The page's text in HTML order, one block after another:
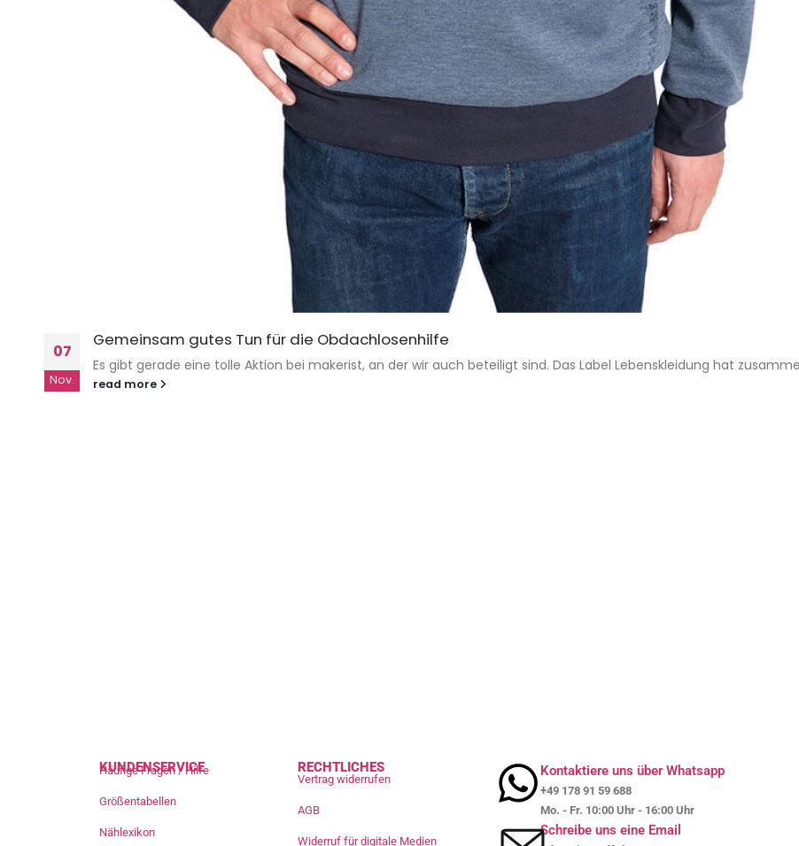
07
Nov.
Gemeinsam gutes Tun für die Obdachlosenhilfe
Es gibt gerade eine tolle Aktion bei makerist, an der wir auch beteiligt sind. Das Label Lebenskleidung hat
read more
KUNDENSERVICE
Häufige Fragen / Hilfe
Größentabellen
Nählexikon
RECHTLICHES
Vertrag widerrufen
AGB
Widerruf für digitale Medien
Kontaktiere uns über Whatsapp
+49 178 91 59 688
Mo. - Fr. 10:00 Uhr - 16:00 Uhr
Schreibe uns eine Email